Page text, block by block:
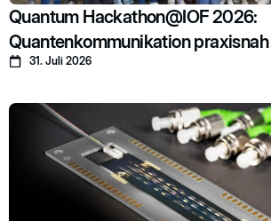
Quantum Hackathon@IOF 2026:
Quantenkommunikation
31. Juli 2026